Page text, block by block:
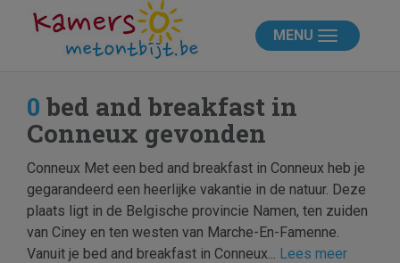
MENU
0 bed and breakfast in
Conneux gevonden
Conneux Met een bed and breakfast in Conneux heb je
gegarandeerd een heerlijke vakantie in de natuur. Deze
plaats ligt in de Belgische provincie Namen, ten zuiden
van Ciney en ten westen van Marche-En-Famenne.
Vanuit je bed and breakfast in Conneux... Lees meer